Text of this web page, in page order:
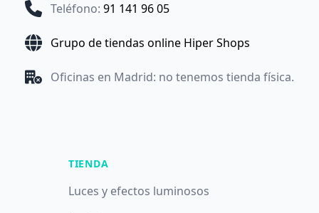
Teléfono: 91 141 96 05
Grupo de tiendas online Hiper Shops
Oficinas en Madrid: no tenemos tienda física.
TIENDA
Luces y efectos luminosos